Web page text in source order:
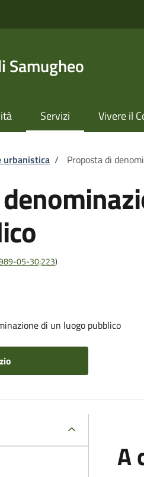
Samugheo
Servizi Vivere il
urbanistica / Proposta di
05-30;223)
di un luogo pubblico
A